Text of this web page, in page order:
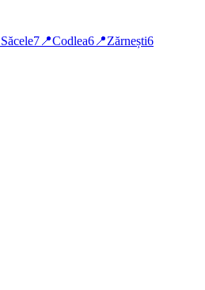
Săcele7 📍Codlea6 📍Zărnești6